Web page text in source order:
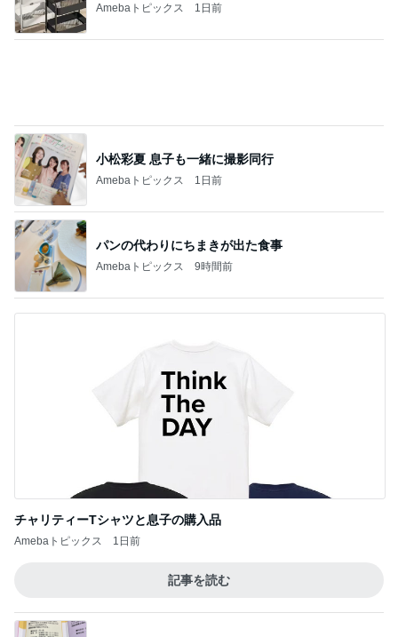
Amebaトピックス 1日前
小松彩夏 息子も一緒に撮影同行
Amebaトピックス 1日前
パンの代わりにちまきが出た食事
Amebaトピックス 9時間前
チャリティーTシャツと息子の購入品
Amebaトピックス 1日前
記事を読む